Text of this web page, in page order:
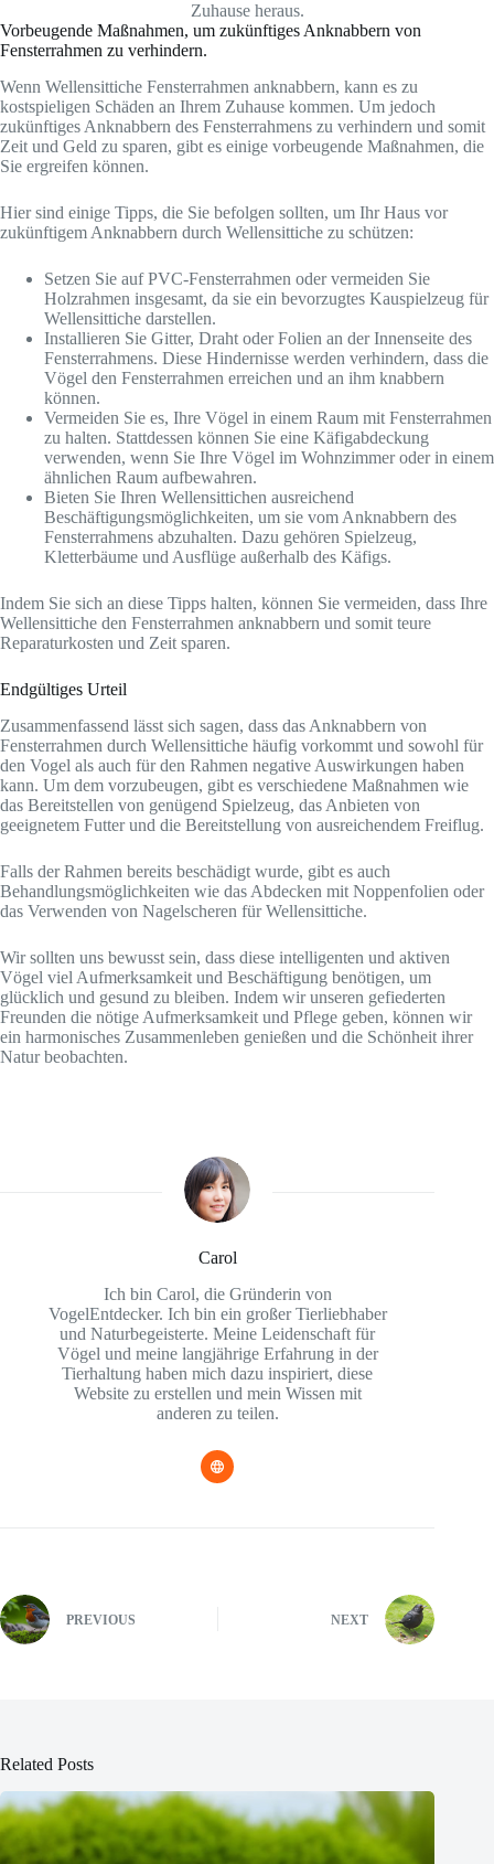
Zuhause heraus.
Vorbeugende Maßnahmen, um zukünftiges Anknabbern von
Fensterrahmen zu verhindern.
Wenn Wellensittiche Fensterrahmen anknabbern, kann es zu
kostspieligen Schäden an Ihrem Zuhause kommen. Um jedoch
zukünftiges Anknabbern des Fensterrahmens zu verhindern und somit
Zeit und Geld zu sparen, gibt es einige vorbeugende Maßnahmen, die
Sie ergreifen können.
Hier sind einige Tipps, die Sie befolgen sollten, um Ihr Haus vor
zukünftigem Anknabbern durch Wellensittiche zu schützen:
Setzen Sie auf PVC-Fensterrahmen oder vermeiden Sie
Holzrahmen insgesamt, da sie ein bevorzugtes Kauspielzeug für
Wellensittiche darstellen.
Installieren Sie Gitter, Draht oder Folien an der Innenseite des
Fensterrahmens. Diese Hindernisse werden verhindern, dass die
Vögel den Fensterrahmen erreichen und an ihm knabbern
können.
Vermeiden Sie es, Ihre Vögel in einem Raum mit Fensterrahmen
zu halten. Stattdessen können Sie eine Käfigabdeckung
verwenden, wenn Sie Ihre Vögel im Wohnzimmer oder in einem
ähnlichen Raum aufbewahren.
Bieten Sie Ihren Wellensittichen ausreichend
Beschäftigungsmöglichkeiten, um sie vom Anknabbern des
Fensterrahmens abzuhalten. Dazu gehören Spielzeug,
Kletterbäume und Ausflüge außerhalb des Käfigs.
Indem Sie sich an diese Tipps halten, können Sie vermeiden, dass Ihre
Wellensittiche den Fensterrahmen anknabbern und somit teure
Reparaturkosten und Zeit sparen.
Endgültiges Urteil
Zusammenfassend lässt sich sagen, dass das Anknabbern von
Fensterrahmen durch Wellensittiche häufig vorkommt und sowohl für
den Vogel als auch für den Rahmen negative Auswirkungen haben
kann. Um dem vorzubeugen, gibt es verschiedene Maßnahmen wie
das Bereitstellen von genügend Spielzeug, das Anbieten von
geeignetem Futter und die Bereitstellung von ausreichendem Freiflug.
Falls der Rahmen bereits beschädigt wurde, gibt es auch
Behandlungsmöglichkeiten wie das Abdecken mit Noppenfolien oder
das Verwenden von Nagelscheren für Wellensittiche.
Wir sollten uns bewusst sein, dass diese intelligenten und aktiven
Vögel viel Aufmerksamkeit und Beschäftigung benötigen, um
glücklich und gesund zu bleiben. Indem wir unseren gefiederten
Freunden die nötige Aufmerksamkeit und Pflege geben, können wir
ein harmonisches Zusammenleben genießen und die Schönheit ihrer
Natur beobachten.
Carol
Ich bin Carol, die Gründerin von
VogelEntdecker. Ich bin ein großer Tierliebhaber
und Naturbegeisterte. Meine Leidenschaft für
Vögel und meine langjährige Erfahrung in der
Tierhaltung haben mich dazu inspiriert, diese
Website zu erstellen und mein Wissen mit
anderen zu teilen.
PREVIOUS NEXT
Related Posts